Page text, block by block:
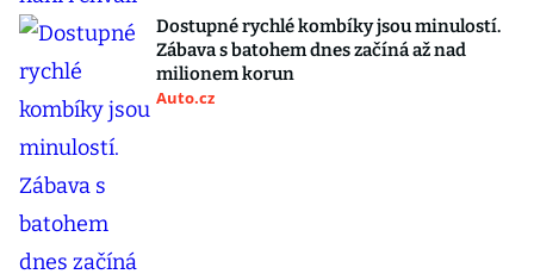
Dostupné rychlé kombíky jsou minulostí.
Zábava s batohem dnes začíná až nad
milionem korun
Auto.cz